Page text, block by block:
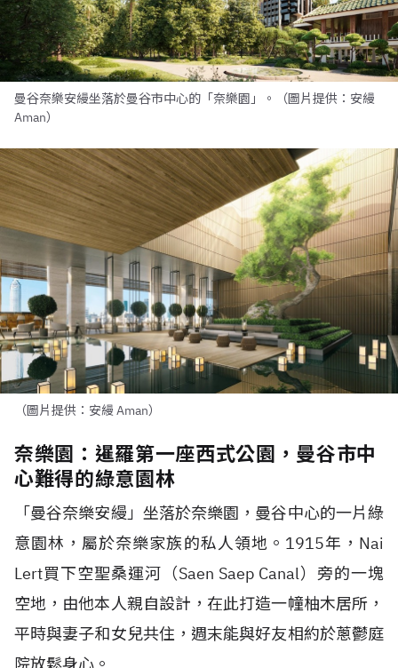
曼谷奈樂安縵坐落於曼谷市中心的「奈樂園」。（圖片提供：安縵
Aman）
（圖片提供：安縵 Aman）
奈樂園：暹羅第一座西式公園，曼谷市中
心難得的綠意園林
「曼谷奈樂安縵」坐落於奈樂園，曼谷中心的一片綠
意園林，屬於奈樂家族的私人領地。1915年，Nai
Lert買下空聖桑運河（Saen Saep Canal）旁的一塊
空地，由他本人親自設計，在此打造一幢柚木居所，
平時與妻子和女兒共住，週末能與好友相約於蔥鬱庭
院放鬆身心。